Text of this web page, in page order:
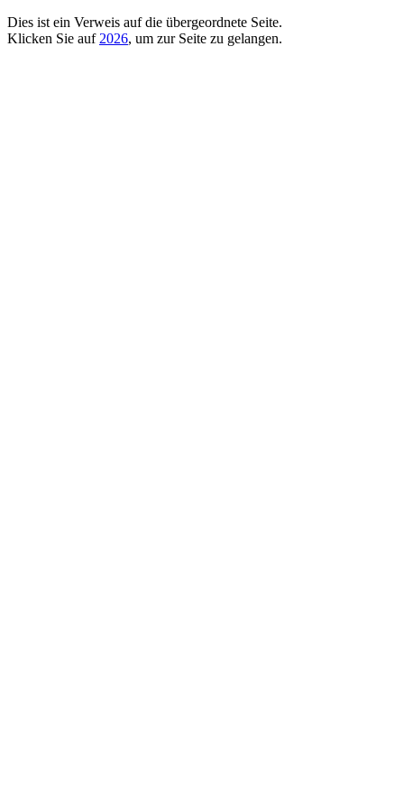
Dies ist ein Verweis auf die übergeordnete Seite.
Klicken Sie auf 2026, um zur Seite zu gelangen.